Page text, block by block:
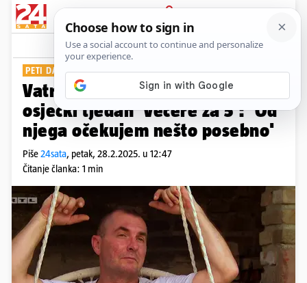
PRIJAVA
Show Komentari
PETI DAN
Vatrogasni tehničar zatvara
osječki tjedan 'Večere za 5': 'Od
njega očekujem nešto posebno'
Piše24sata, petak, 28.2.2025. u 12:47
Čitanje članka: 1 min